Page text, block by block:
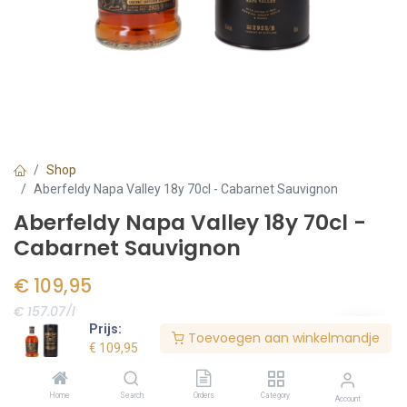
Prijs:
€ 109,95
Toevoegen aan winkelmandje
Home Search Orders Category Account
Shop
Aberfeldy Napa Valley 18y 70cl - Cabarnet Sauvignon
Aberfeldy Napa Valley 18y 70cl -
Cabarnet Sauvignon
€ 109,95
€ 157.07/l
Voorraad:2stuk(s)